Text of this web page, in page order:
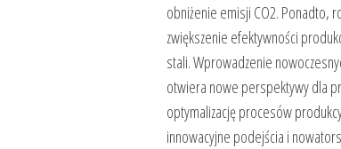
obniżenie emisji CO2. Ponadto,
zwiększenie efektywności
stali. Wprowadzenie
otwiera nowe perspektywy dla
optymalizację procesów
innowacyjne podejścia i